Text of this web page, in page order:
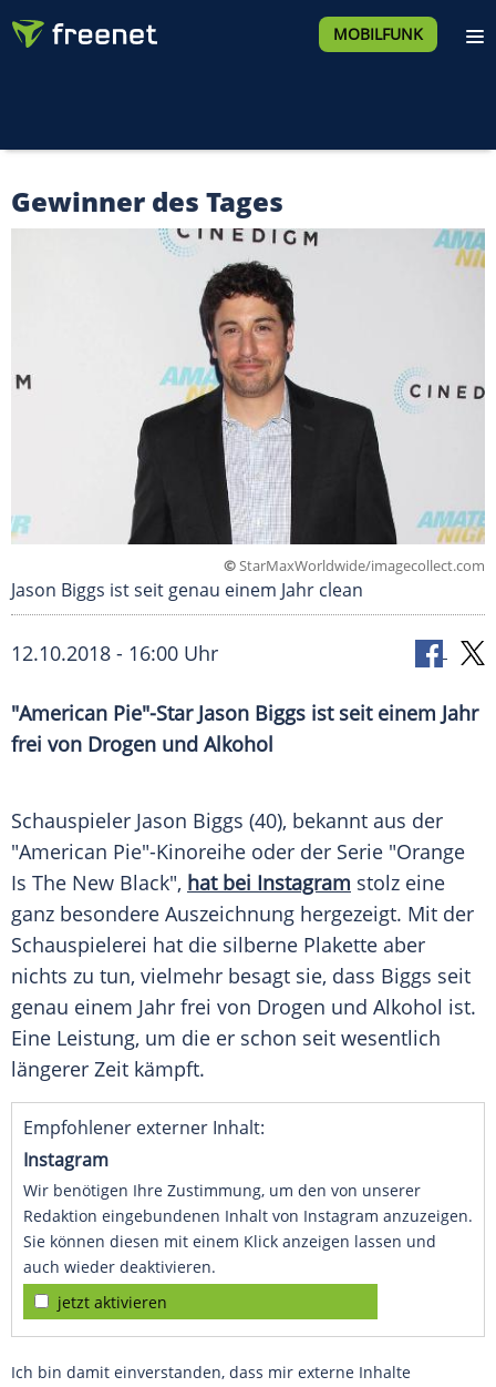
MOBILFUNK
Gewinner des Tages
©StarMaxWorldwide/imagecollect.com
Jason Biggs ist seit genau einem Jahr clean
12.10.2018 - 16:00 Uhr
"American Pie"-Star Jason Biggs ist seit einem Jahr
frei von Drogen und Alkohol
Schauspieler Jason Biggs (40), bekannt aus der
"American Pie"-Kinoreihe oder der Serie "Orange
Is The New Black", hat bei Instagram stolz eine
ganz besondere Auszeichnung hergezeigt. Mit der
Schauspielerei hat die silberne Plakette aber
nichts zu tun, vielmehr besagt sie, dass Biggs seit
genau einem Jahr frei von Drogen und Alkohol ist.
Eine Leistung, um die er schon seit wesentlich
längerer Zeit kämpft.
Empfohlener externer Inhalt:
Instagram
Wir benötigen Ihre Zustimmung, um den von unserer
Redaktion eingebundenen Inhalt von Instagram anzuzeigen.
Sie können diesen mit einem Klick anzeigen lassen und
auch wieder deaktivieren.
jetzt aktivieren
Ich bin damit einverstanden, dass mir externe Inhalte